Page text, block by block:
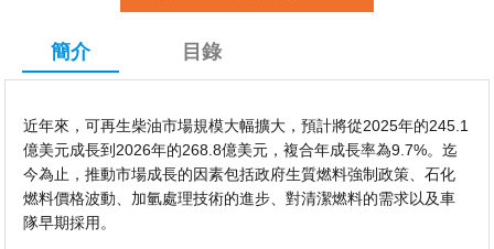
簡介 目錄
近年來，可再生柴油市場規模大幅擴大，預計將從2025年的245.1
億美元成長到2026年的268.8億美元，複合年成長率為9.7%。迄
今為止，推動市場成長的因素包括政府生質燃料強制政策、石化
燃料價格波動、加氫處理技術的進步、對清潔燃料的需求以及車
隊早期採用。